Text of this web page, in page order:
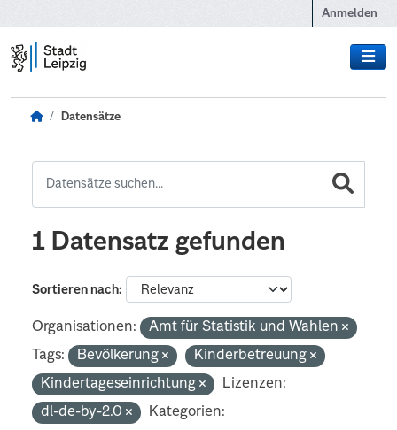
Anmelden
Datensätze
1 Datensatz gefunden
Sortieren nach
Organisationen:
Amt für Statistik und Wahlen
Tags:
Bevölkerung
Kinderbetreuung
Kindertageseinrichtung
Lizenzen:
dl-de-by-2.0
Kategorien: